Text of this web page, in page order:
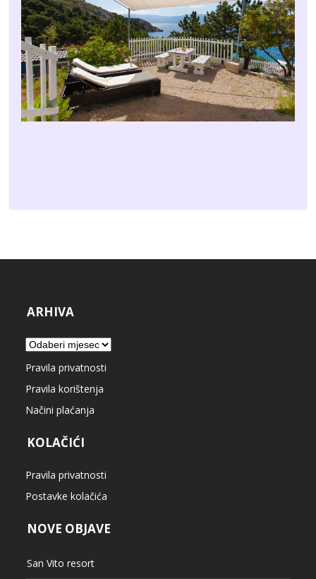
ARHIVA
Arhiva
Pravila privatnosti
Pravila korištenja
Načini plaćanja
KOLAČIĆI
Pravila privatnosti
Postavke kolačića
NOVE OBJAVE
San Vito resort